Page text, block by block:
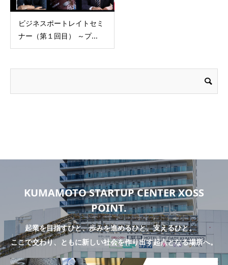
ビジネスポートレイトセミ
ナー（第１回目） ～プ...
KUMAMOTO STARTUP CENTER XOSS
POINT.
起業を目指すひと、歩みを進めるひと、支えるひと。
ここで交わり、ともに新しい社会を作り出す起点となる場所へ。